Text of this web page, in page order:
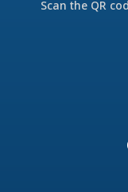
Scan the QR